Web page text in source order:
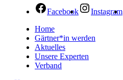
Facebook Instagram
Home
Gärtner*in werden
Aktuelles
Unsere Experten
Verband